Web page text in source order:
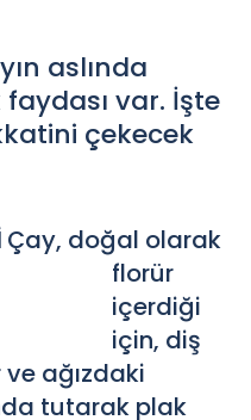
aslında
var. İşte
çekecek
Çay, doğal olarak
florür
içerdiği
için, diş
ağızdaki
tutarak plak